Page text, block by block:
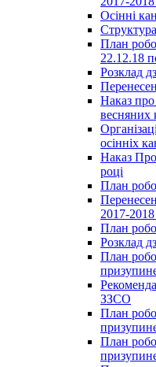
Осінні
План
22.12.18
Розклад
Наказ про
весняних
осінніх
Наказ
році
План
2017-
План
Розклад
План
ЗЗСО
План
План